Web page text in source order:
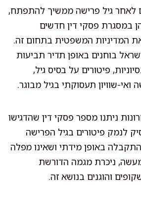
לאחר גיל פרישה ממשיך להתפתח,
במסגרת פסקי דין חדשים
המדיניות המשפטית בתחום זה.
בוחנים באופן תדיר תביעות
פיטורים על בסיס גיל,
ואי-שוויון תעסוקתי בגיל מבוגר.
ניתנו מספר פסקי דין שהדגישו
לנמק פיטורים בגיל הפרישה
באופן מידתי ושאינו מפלה
ניכרת מגמה הדורשת
והוגנים בנושא זה.